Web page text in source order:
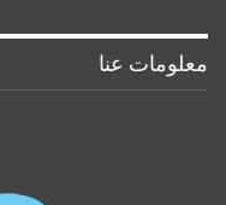
معلومات عنا